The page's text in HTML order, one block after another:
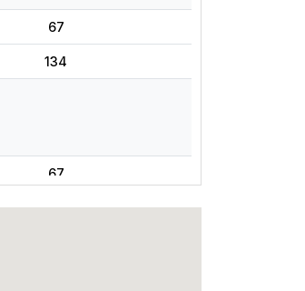
67
134
67
47